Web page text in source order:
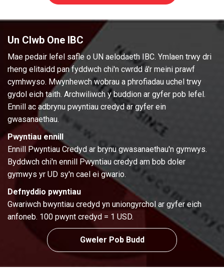
Un Clwb One IBC
Mae pedair lefel safle o UN aelodaeth IBC. Ymlaen trwy dri
rheng elitaidd pan fyddwch chi'n cwrdd â'r meini prawf
cymhwyso. Mwynhewch wobrau a phrofiadau uchel trwy
gydol eich taith. Archwiliwch y buddion ar gyfer pob lefel.
Ennill ac adbrynu pwyntiau credyd ar gyfer ein
gwasanaethau.
Pwyntiau ennill
Ennill Pwyntiau Credyd ar brynu gwasanaethau'n gymwys.
Byddwch chi'n ennill Pwyntiau credyd am bob doler
gymwys yr UD sy'n cael ei gwario.
Defnyddio pwyntiau
Gwariwch bwyntiau credyd yn uniongyrchol ar gyfer eich
anfoneb. 100 pwynt credyd = 1 USD.
Gweler Pob Budd